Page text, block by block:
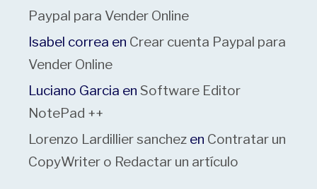
Paypal para Vender Online
Isabel correa en Crear cuenta Paypal para
Vender Online
Luciano Garcia en Software Editor
NotePad ++
Lorenzo Lardillier sanchez en Contratar un
CopyWriter o Redactar un artículo